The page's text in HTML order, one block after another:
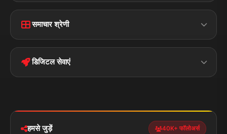
Disclaimer
Terms &
Privacy Policy
समाचार श्रेणी
पॉलिटिकल झारखण्ड
डिजिटल सेवाएं
हमसे जुड़ें 40K+ फॉलोअर्स